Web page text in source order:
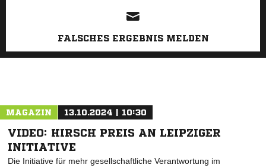
FALSCHES ERGEBNIS MELDEN
MAGAZIN 13.10.2024 | 10:30
VIDEO: HIRSCH PREIS AN LEIPZIGER
INITIATIVE
Die Initiative für mehr gesellschaftliche Verantwortung im